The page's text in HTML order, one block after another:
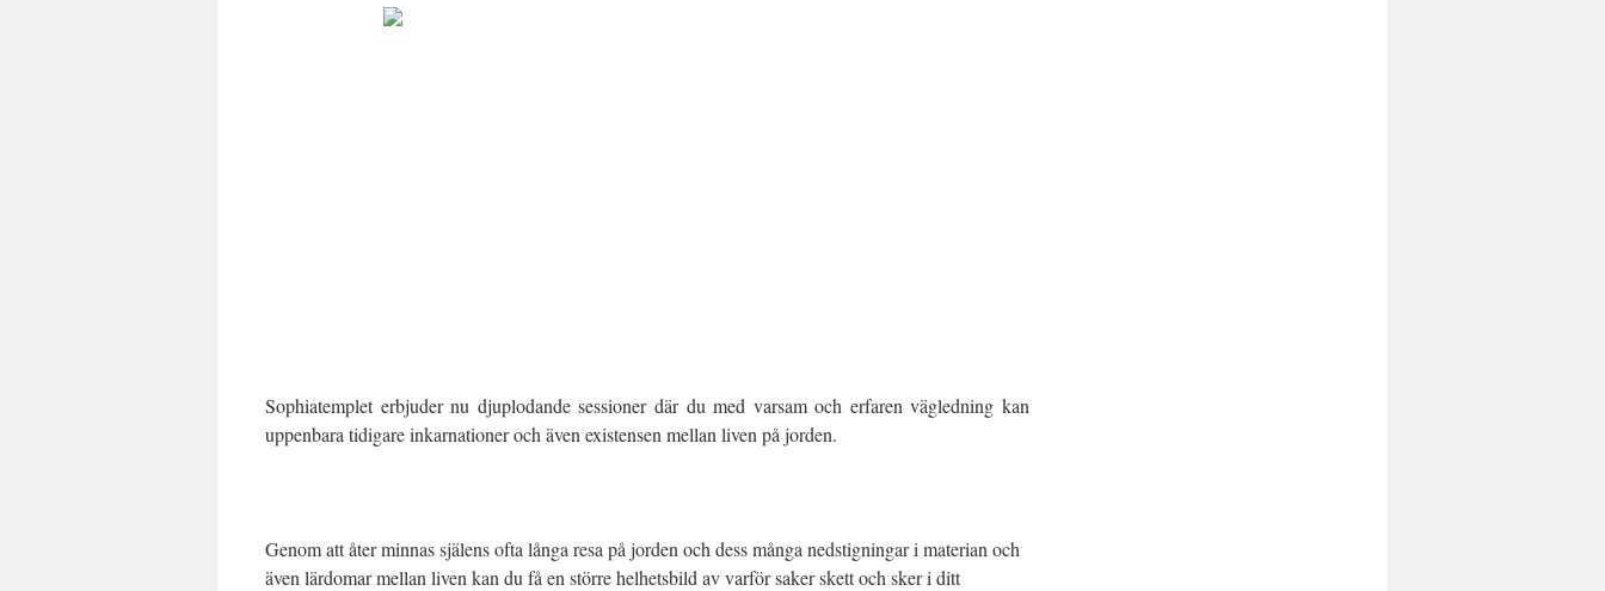
Sophiatemplet erbjuder nu djuplodande sessioner där du med varsam och erfaren vägledning kan
uppenbara tidigare inkarnationer och även existensen mellan liven på jorden.
Genom att åter minnas själens ofta långa resa på jorden och dess många nedstigningar i materian och
även lärdomar mellan liven kan du få en större helhetsbild av varför saker skett och sker i ditt